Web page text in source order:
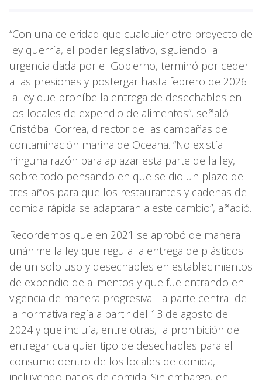
“Con una celeridad que cualquier otro proyecto de
ley querría, el poder legislativo, siguiendo la
urgencia dada por el Gobierno, terminó por ceder
a las presiones y postergar hasta febrero de 2026
la ley que prohíbe la entrega de desechables en
los locales de expendio de alimentos”, señaló
Cristóbal Correa, director de las campañas de
contaminación marina de Oceana. “No existía
ninguna razón para aplazar esta parte de la ley,
sobre todo pensando en que se dio un plazo de
tres años para que los restaurantes y cadenas de
comida rápida se adaptaran a este cambio”, añadió.
Recordemos que en 2021 se aprobó de manera
unánime la ley que regula la entrega de plásticos
de un solo uso y desechables en establecimientos
de expendio de alimentos y que fue entrando en
vigencia de manera progresiva. La parte central de
la normativa regía a partir del 13 de agosto de
2024 y que incluía, entre otras, la prohibición de
entregar cualquier tipo de desechables para el
consumo dentro de los locales de comida,
incluyendo patios de comida. Sin embargo, en